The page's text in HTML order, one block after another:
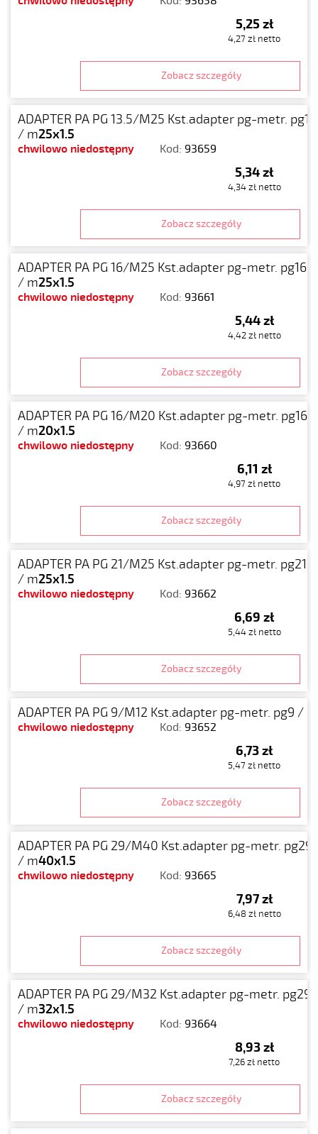
5,25 zł
4,27 zł netto
Zobacz szczegóły
ADAPTER PA PG 13.5/M25 Kst.adapter pg-metr.
/ m25x1.5
chwilowo niedostępny Kod: 93659
5,34 zł
4,34 zł netto
Zobacz szczegóły
ADAPTER PA PG 16/M25 Kst.adapter pg-metr. pg16
/ m25x1.5
chwilowo niedostępny Kod: 93661
5,44 zł
4,42 zł netto
Zobacz szczegóły
ADAPTER PA PG 16/M20 Kst.adapter pg-metr. pg16
/ m20x1.5
chwilowo niedostępny Kod: 93660
6,11 zł
4,97 zł netto
Zobacz szczegóły
ADAPTER PA PG 21/M25 Kst.adapter pg-metr. pg21
/ m25x1.5
chwilowo niedostępny Kod: 93662
6,69 zł
5,44 zł netto
Zobacz szczegóły
ADAPTER PA PG 9/M12 Kst.adapter pg-metr. pg9 / m
chwilowo niedostępny Kod: 93652
6,73 zł
5,47 zł netto
Zobacz szczegóły
ADAPTER PA PG 29/M40 Kst.adapter pg-metr. pg29
/ m40x1.5
chwilowo niedostępny Kod: 93665
7,97 zł
6,48 zł netto
Zobacz szczegóły
ADAPTER PA PG 29/M32 Kst.adapter pg-metr. pg29
/ m32x1.5
chwilowo niedostępny Kod: 93664
8,93 zł
7,26 zł netto
Zobacz szczegóły